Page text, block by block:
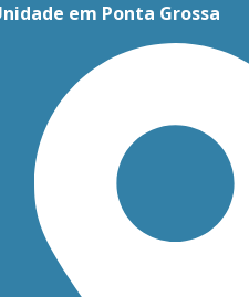
em Ponta Grossa